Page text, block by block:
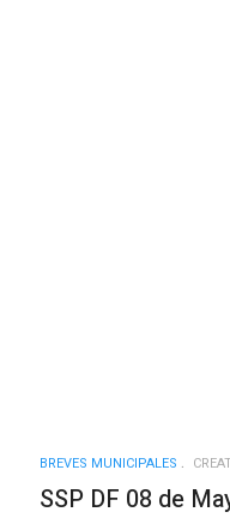
BREVES MUNICIPALES
SSP DF 08 de